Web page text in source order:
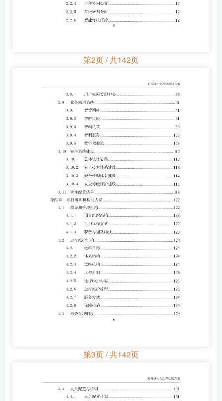
第2页 / 共142页
第3页 / 共142页